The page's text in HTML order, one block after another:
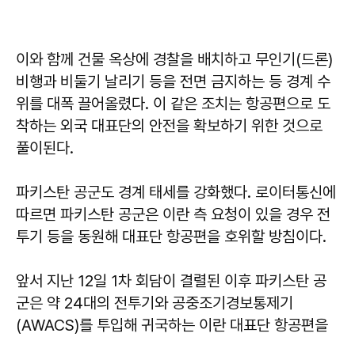
이와 함께 건물 옥상에 경찰을 배치하고 무인기(드론)
비행과 비둘기 날리기 등을 전면 금지하는 등 경계 수
위를 대폭 끌어올렸다. 이 같은 조치는 항공편으로 도
착하는 외국 대표단의 안전을 확보하기 위한 것으로
풀이된다.
파키스탄 공군도 경계 태세를 강화했다. 로이터통신에
따르면 파키스탄 공군은 이란 측 요청이 있을 경우 전
투기 등을 동원해 대표단 항공편을 호위할 방침이다.
앞서 지난 12일 1차 회담이 결렬된 이후 파키스탄 공
군은 약 24대의 전투기와 공중조기경보통제기
(AWACS)를 투입해 귀국하는 이란 대표단 항공편을